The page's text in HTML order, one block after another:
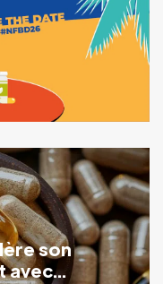
son
avec...